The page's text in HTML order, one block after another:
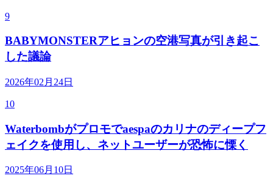
9
BABYMONSTERアヒョンの空港写真が引き起こ
した議論
2026年02月24日
10
Waterbombがプロモでaespaのカリナのディープフ
ェイクを使用し、ネットユーザーが恐怖に慄く
2025年06月10日